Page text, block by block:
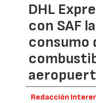
DHL
con SAF
consumo
Redacción